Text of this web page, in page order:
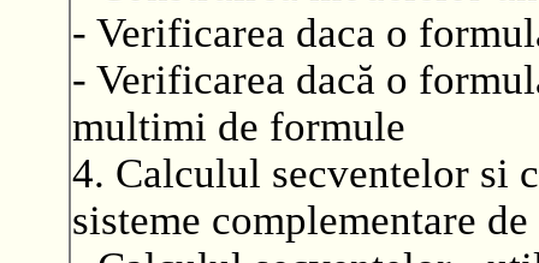
- Verificarea daca o
- Verificarea dacă o
multimi de formule
4. Calculul secventelor si
sisteme complementare